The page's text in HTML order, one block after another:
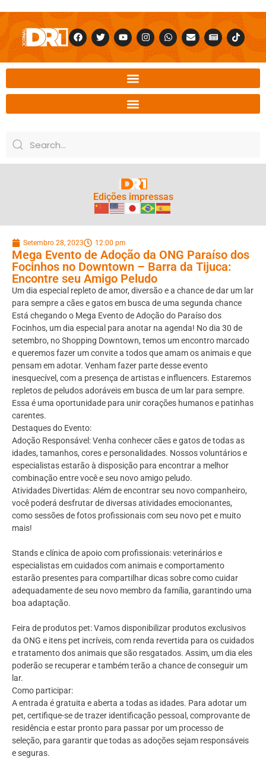
Edições impressas
Setembro 28, 2023 12:00 pm
Mega Evento de Adoção da ONG Paraíso dos
Focinhos no Downtown – Barra da Tijuca:
Encontre seu Amigo Peludo
Um dia especial repleto de amor, diversão e a chance de dar um lar
para sempre a cães e gatos em busca de uma segunda chance
Está chegando o Mega Evento de Adoção do Paraíso dos
Focinhos, um dia especial para anotar na agenda! No dia 30 de
setembro, no Shopping Downtown, temos um encontro marcado
e queremos fazer um convite a todos que amam os animais e que
pensam em adotar. Venham fazer parte desse evento
inesquecível, com a presença de artistas e influencers. Estaremos
repletos de peludos adoráveis em busca de um lar para sempre.
Essa é uma oportunidade para unir corações humanos e patinhas
carentes.
Destaques do Evento:
Adoção Responsável: Venha conhecer cães e gatos de todas as
idades, tamanhos, cores e personalidades. Nossos voluntários e
especialistas estarão à disposição para encontrar a melhor
combinação entre você e seu novo amigo peludo.
Atividades Divertidas: Além de encontrar seu novo companheiro,
você poderá desfrutar de diversas atividades emocionantes,
como sessões de fotos profissionais com seu novo pet e muito
mais!
Stands e clínica de apoio com profissionais: veterinários e
especialistas em cuidados com animais e comportamento
estarão presentes para compartilhar dicas sobre como cuidar
adequadamente de seu novo membro da família, garantindo uma
boa adaptação.
Feira de produtos pet: Vamos disponibilizar produtos exclusivos
da ONG e itens pet incríveis, com renda revertida para os cuidados
e tratamento dos animais que são resgatados. Assim, um dia eles
poderão se recuperar e também terão a chance de conseguir um
lar.
Como participar:
A entrada é gratuita e aberta a todas as idades. Para adotar um
pet, certifique-se de trazer identificação pessoal, comprovante de
residência e estar pronto para passar por um processo de
seleção, para garantir que todas as adoções sejam responsáveis
e seguras.